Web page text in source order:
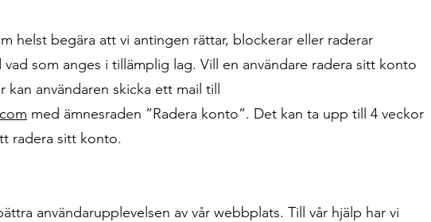
helst begära att vi antingen rättar, blockerar eller raderar
som anges i tillämplig lag. Vill en användare radera sitt konto
användaren skicka ett mail till
med ämnesraden ”Radera konto”. Det kan ta upp till 4 veckor
radera sitt konto.
användarupplevelsen av vår webbplats. Till vår hjälp har vi